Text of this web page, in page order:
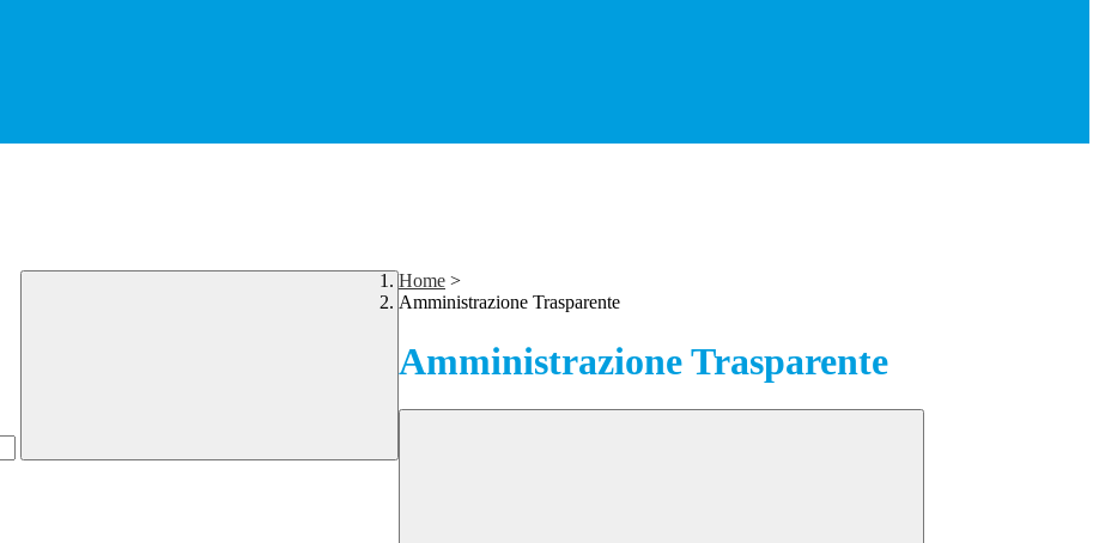
Home >
Amministrazione Trasparente
Amministrazione Trasparente